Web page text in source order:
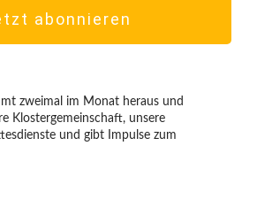
abonnieren
zweimal im Monat heraus und
Klostergemeinschaft, unsere
und gibt Impulse zum